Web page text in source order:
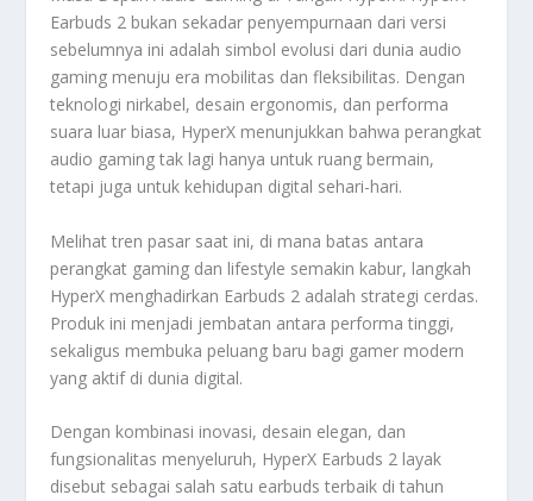
Earbuds 2 bukan sekadar penyempurnaan dari versi
sebelumnya ini adalah simbol evolusi dari dunia audio
gaming menuju era mobilitas dan fleksibilitas. Dengan
teknologi nirkabel, desain ergonomis, dan performa
suara luar biasa, HyperX menunjukkan bahwa perangkat
audio gaming tak lagi hanya untuk ruang bermain,
tetapi juga untuk kehidupan digital sehari-hari.
Melihat tren pasar saat ini, di mana batas antara
perangkat gaming dan lifestyle semakin kabur, langkah
HyperX menghadirkan Earbuds 2 adalah strategi cerdas.
Produk ini menjadi jembatan antara performa tinggi,
sekaligus membuka peluang baru bagi gamer modern
yang aktif di dunia digital.
Dengan kombinasi inovasi, desain elegan, dan
fungsionalitas menyeluruh, HyperX Earbuds 2 layak
disebut sebagai salah satu earbuds terbaik di tahun